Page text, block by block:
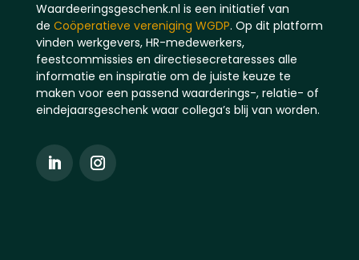
Waardeeringsgeschenk.nl is een initiatief van
de Coöperatieve vereniging WGDP. Op dit platform
vinden werkgevers, HR-medewerkers,
feestcommissies en directiesecretaresses alle
informatie en inspiratie om de juiste keuze te
maken voor een passend waarderings-, relatie- of
eindejaarsgeschenk waar collega’s blij van worden.